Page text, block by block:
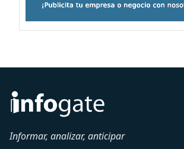
Informar, analizar, anticipar